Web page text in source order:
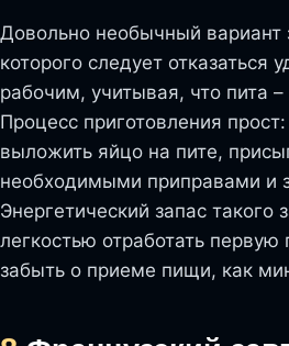
Довольно необычный вариант
которого следует отказаться
рабочим, учитывая, что пита
Процесс приготовления
выложить яйцо на пите,
необходимыми приправами и
Энергетический запас такого
легкостью отработать первую
забыть о приеме пищи, как